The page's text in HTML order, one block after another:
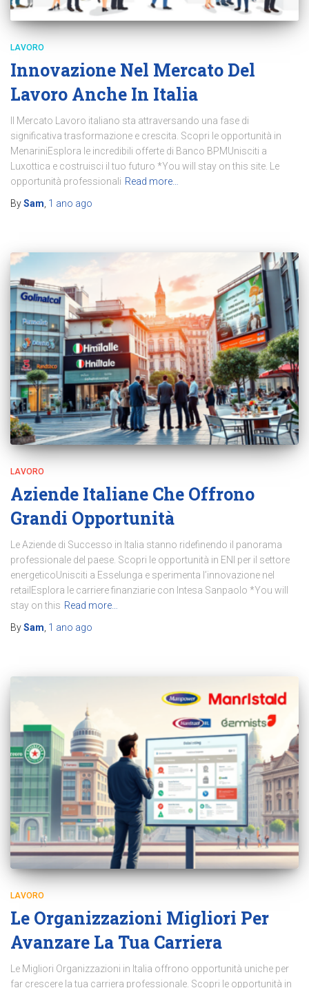
LAVORO
Innovazione Nel Mercato Del
Lavoro Anche In Italia
Il Mercato Lavoro italiano sta attraversando una fase di
significativa trasformazione e crescita. Scopri le opportunità in
MenariniEsplora le incredibili offerte di Banco BPMUnisciti a
Luxottica e costruisci il tuo futuro *You will stay on this site. Le
opportunità professionali Read more…
BySam, 1 ano ago
LAVORO
Aziende Italiane Che Offrono
Grandi Opportunità
Le Aziende di Successo in Italia stanno ridefinendo il panorama
professionale del paese. Scopri le opportunità in ENI per il settore
energeticoUnisciti a Esselunga e sperimenta l’innovazione nel
retailEsplora le carriere finanziarie con Intesa Sanpaolo *You will
stay on this Read more…
BySam 1 ano ago
LAVORO
Le Organizzazioni Migliori Per
Avanzare La Tua Carriera
Le Migliori Organizzazioni in Italia offrono opportunità uniche per
far crescere la tua carriera professionale. Scopri le opportunità in